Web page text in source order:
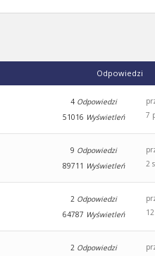
Odpowiedzi
4 Odpowiedzi
51016 Wyświetleń
7
9 Odpowiedzi
89711 Wyświetleń
2
2 Odpowiedzi
64787 Wyświetleń
2 Odpowiedzi